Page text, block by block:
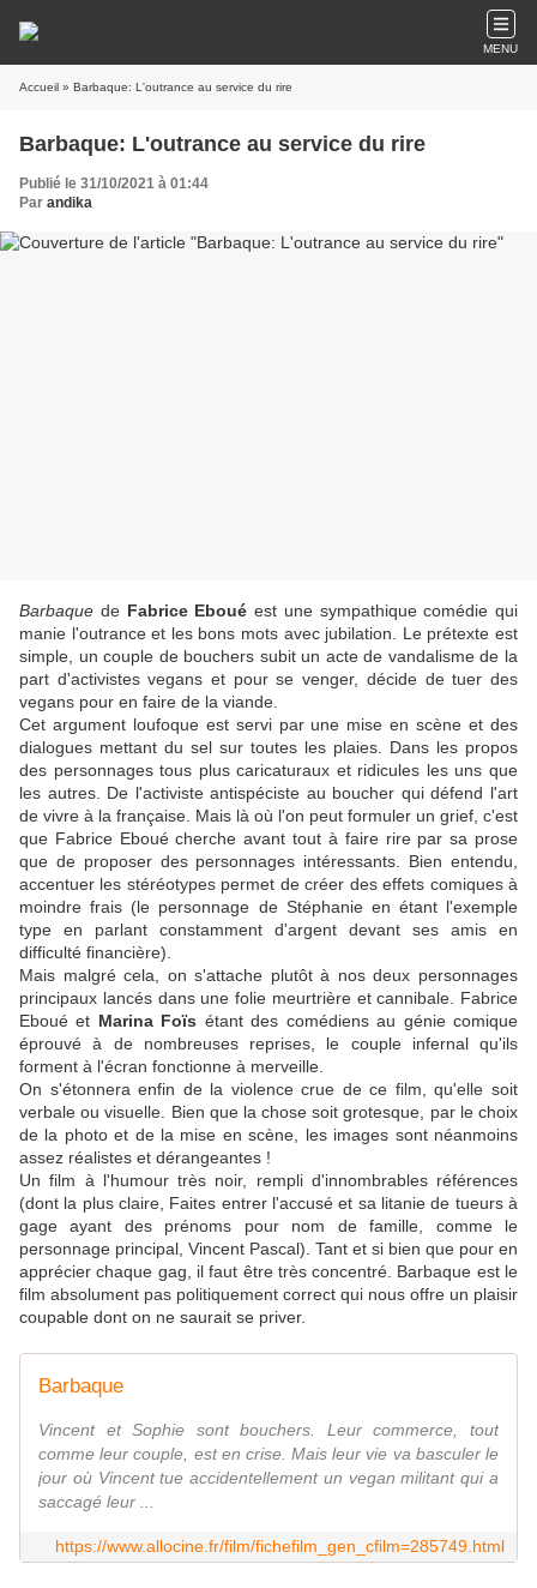
MENU
Accueil » Barbaque: L'outrance au service du rire
Barbaque: L'outrance au service du rire
Publié le 31/10/2021 à 01:44
Par andika
Barbaque de Fabrice Eboué est une sympathique comédie qui
manie l'outrance et les bons mots avec jubilation. Le prétexte est
simple, un couple de bouchers subit un acte de vandalisme de la
part d'activistes vegans et pour se venger, décide de tuer des
vegans pour en faire de la viande.
Cet argument loufoque est servi par une mise en scène et des
dialogues mettant du sel sur toutes les plaies. Dans les propos
des personnages tous plus caricaturaux et ridicules les uns que
les autres. De l'activiste antispéciste au boucher qui défend l'art
de vivre à la française. Mais là où l'on peut formuler un grief, c'est
que Fabrice Eboué cherche avant tout à faire rire par sa prose
que de proposer des personnages intéressants. Bien entendu,
accentuer les stéréotypes permet de créer des effets comiques à
moindre frais (le personnage de Stéphanie en étant l'exemple
type en parlant constamment d'argent devant ses amis en
difficulté financière).
Mais malgré cela, on s'attache plutôt à nos deux personnages
principaux lancés dans une folie meurtrière et cannibale. Fabrice
Eboué et Marina Foïs étant des comédiens au génie comique
éprouvé à de nombreuses reprises, le couple infernal qu'ils
forment à l'écran fonctionne à merveille.
On s'étonnera enfin de la violence crue de ce film, qu'elle soit
verbale ou visuelle. Bien que la chose soit grotesque, par le choix
de la photo et de la mise en scène, les images sont néanmoins
assez réalistes et dérangeantes !
Un film à l'humour très noir, rempli d'innombrables références
(dont la plus claire, Faites entrer l'accusé et sa litanie de tueurs à
gage ayant des prénoms pour nom de famille, comme le
personnage principal, Vincent Pascal). Tant et si bien que pour en
apprécier chaque gag, il faut être très concentré. Barbaque est le
film absolument pas politiquement correct qui nous offre un plaisir
coupable dont on ne saurait se priver.
Barbaque
Vincent et Sophie sont bouchers. Leur commerce, tout
comme leur couple, est en crise. Mais leur vie va basculer le
jour où Vincent tue accidentellement un vegan militant qui a
saccagé leur ...
https://www.allocine.fr/film/fichefilm_gen_cfilm=285749.html